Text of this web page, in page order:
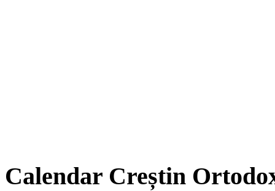
Calendar Creștin